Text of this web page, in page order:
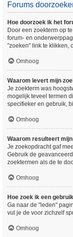
Forums
Hoe doorzoek ik het
Door een zoekterm op
forum- en
"zoeken" link te klikken,
Omhoog
Waarom levert mijn
Je zoekterm was
mogelijk teveel termen
specifieker en gebruik,
Omhoog
Waarom resulteert
Je zoekopdracht gaf
Gebruik de
zoektermen als de te
Omhoog
Hoe zoek ik een
Ga naar de "leden"
vul je de voor zichzelf
Omhoog